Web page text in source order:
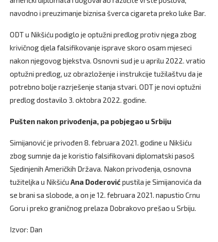
navodno i preuzimanje biznisa šverca cigareta preko luke Bar.
ODT u Nikšiću podiglo je optužni predlog protiv njega zbog
krivičnog djela falsifikovanje isprave skoro osam mjeseci
nakon njegovog bjekstva. Osnovni sud je u aprilu 2022. vratio
optužni predlog, uz obrazloženje i instrukcije tužilaštvu da je
potrebno bolje razrješenje stanja stvari. ODT je novi optužni
predlog dostavilo 3. oktobra 2022. godine.
Pušten nakon privođenja, pa pobjegao u Srbiju
Simijanović je privođen 8. februara 2021. godine u Nikšiću
zbog sumnje da je koristio falsifikovani diplomatski pasoš
Sjedinjenih Američkih Država. Nakon privođenja, osnovna
tužiteljka u Nikšiću Ana Doderović pustila je Simijanovića da
se brani sa slobode, a on je 12. februara 2021. napustio Crnu
Goru i preko graničnog prelaza Dobrakovo prešao u Srbiju.
Izvor: Dan